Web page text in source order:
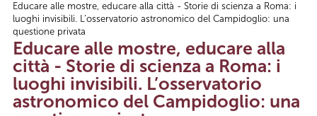
Tu sei qui
Educare alle mostre, educare alla città - Storie di scienza a Roma: i
luoghi invisibili. L’osservatorio astronomico del Campidoglio: una
questione privata
Educare alle mostre, educare alla
città - Storie di scienza a Roma: i
luoghi invisibili. L’osservatorio
astronomico del Campidoglio: una